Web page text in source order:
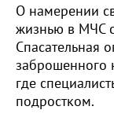
О намерении
жизнью в МЧС
Спасательная
заброшенного
где
подростком.